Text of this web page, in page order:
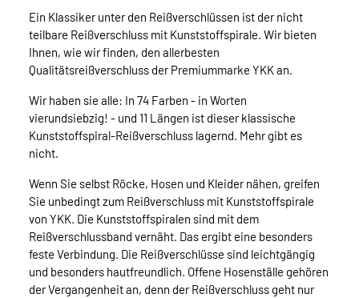
Ein Klassiker unter den Reißverschlüssen ist der nicht
teilbare Reißverschluss mit Kunststoffspirale. Wir bieten
Ihnen, wie wir finden, den allerbesten
Qualitätsreißverschluss der Premiummarke YKK an.
Wir haben sie alle: In 74 Farben - in Worten
vierundsiebzig! - und 11 Längen ist dieser klassische
Kunststoffspiral-Reißverschluss lagernd. Mehr gibt es
nicht.
Wenn Sie selbst Röcke, Hosen und Kleider nähen, greifen
Sie unbedingt zum Reißverschluss mit Kunststoffspirale
von YKK. Die Kunststoffspiralen sind mit dem
Reißverschlussband vernäht. Das ergibt eine besonders
feste Verbindung. Die Reißverschlüsse sind leichtgängig
und besonders hautfreundlich. Offene Hosenställe gehören
der Vergangenheit an, denn der Reißverschluss geht nur